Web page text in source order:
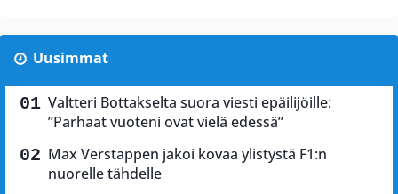
Uusimmat
Valtteri Bottakselta suora viesti epäilijöille:
”Parhaat vuoteni ovat vielä edessä”
Max Verstappen jakoi kovaa ylistystä F1:n
nuorelle tähdelle